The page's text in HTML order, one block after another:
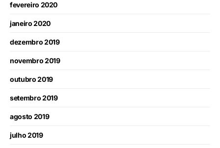
fevereiro 2020
janeiro 2020
dezembro 2019
novembro 2019
outubro 2019
setembro 2019
agosto 2019
julho 2019